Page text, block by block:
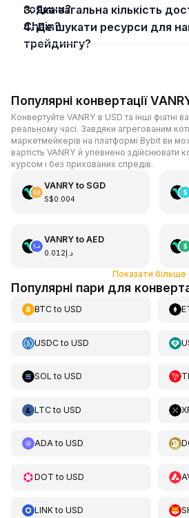
години?
3. Яка загальна кількість доступних Vanar
Chain?
4. Де шукати ресурси для навчання
трейдингу?
Популярні конвертації
Конвертуйте VANRY в USD та інші фіатні
реальному часі. Завдяки агрегованим
маркетмейкерів на платформі Bybit ви
вартість VANRY й упевнено здійснювати
курсом і без прихованих спредів.
VANRYto SGD
S$0.004
VANRYto AED
د.إ0.012
Показати більше
Популярні пари для
BTCto USD
USDCto USD
SOL to USD
LTCto USD
ADAto USD
DOT to USD
LINKto USD